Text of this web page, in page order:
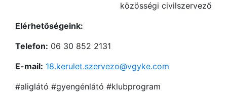
közösségi civilszervező
Elérhetőségeink:
Telefon: 06 30 852 2131
E-mail: 18.kerulet.szervezo@vgyke.com
#aliglátó #gyengénlátó #klubprogram